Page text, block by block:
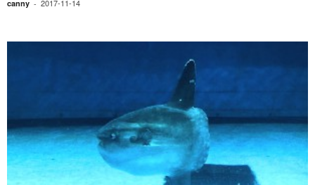
canny - 2017-11-14